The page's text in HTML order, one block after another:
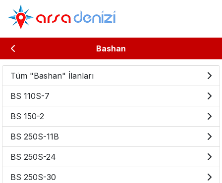
Bashan
Tüm "Bashan" İlanları
BS 110S-7
BS 150-2
BS 250S-11B
BS 250S-24
BS 250S-30